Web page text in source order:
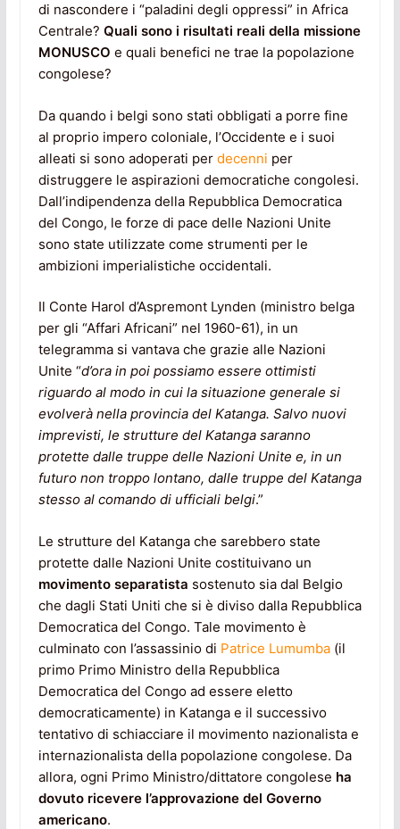
di nascondere i “paladini degli oppressi” in Africa
Centrale? Quali sono i risultati reali della missione
MONUSCO e quali benefici ne trae la popolazione
congolese?
Da quando i belgi sono stati obbligati a porre fine
al proprio impero coloniale, l’Occidente e i suoi
alleati si sono adoperati per decenni per
distruggere le aspirazioni democratiche congolesi.
Dall’indipendenza della Repubblica Democratica
del Congo, le forze di pace delle Nazioni Unite
sono state utilizzate come strumenti per le
ambizioni imperialistiche occidentali.
Il Conte Harol d’Aspremont Lynden (ministro belga
per gli “Affari Africani” nel 1960-61), in un
telegramma si vantava che grazie alle Nazioni
Unite “d’ora in poi possiamo essere ottimisti
riguardo al modo in cui la situazione generale si
evolverà nella provincia del Katanga. Salvo nuovi
imprevisti, le strutture del Katanga saranno
protette dalle truppe delle Nazioni Unite e, in un
futuro non troppo lontano, dalle truppe del Katanga
stesso al comando di ufficiali belgi.”
Le strutture del Katanga che sarebbero state
protette dalle Nazioni Unite costituivano un
movimento separatista sostenuto sia dal Belgio
che dagli Stati Uniti che si è diviso dalla Repubblica
Democratica del Congo. Tale movimento è
culminato con l’assassinio di Patrice Lumumba(il
primo Primo Ministro della Repubblica
Democratica del Congo ad essere eletto
democraticamente) in Katanga e il successivo
tentativo di schiacciare il movimento nazionalista e
internazionalista della popolazione congolese. Da
allora, ogni Primo Ministro/dittatore congolese ha
dovuto ricevere l’approvazione del Governo
americano.